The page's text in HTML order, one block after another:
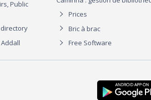
Public
Prices
Bric à brac
Free Software